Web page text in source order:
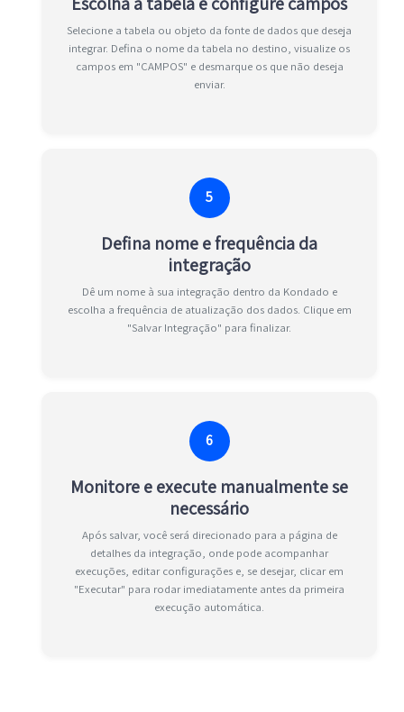
Selecione a tabela ou objeto da fonte de dados que deseja
integrar. Defina o nome da tabela no destino, visualize os
campos em "CAMPOS" e desmarque os que não deseja
enviar.
5
Defina nome e frequência da
integração
Dê um nome à sua integração dentro da Kondado e
escolha a frequência de atualização dos dados. Clique em
"Salvar Integração" para finalizar.
6
Monitore e execute manualmente se
necessário
Após salvar, você será direcionado para a página de
detalhes da integração, onde pode acompanhar
execuções, editar configurações e, se desejar, clicar em
"Executar" para rodar imediatamente antes da primeira
execução automática.